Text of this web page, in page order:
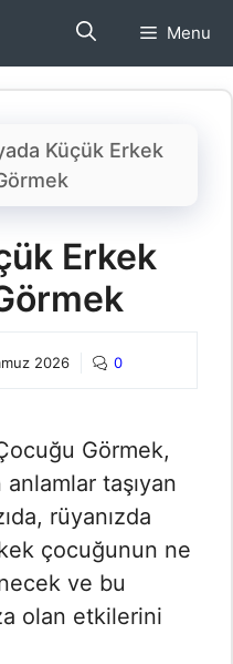
Menu
Küçük Erkek
Erkek
2026 0
Görmek​,
taşıyan
rüyanızda
çocuğunun ne
ve bu
olan etkilerini